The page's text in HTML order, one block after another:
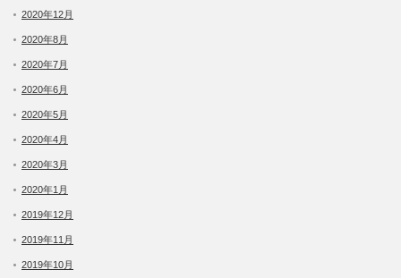
2020年12月
2020年8月
2020年7月
2020年6月
2020年5月
2020年4月
2020年3月
2020年1月
2019年12月
2019年11月
2019年10月